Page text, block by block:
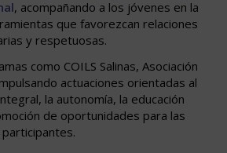
, acompañando a los jóvenes en la
que favorezcan relaciones
y respetuosas.
como COILS Salinas, Asociación
actuaciones orientadas al
la autonomía, la educación
de oportunidades para las